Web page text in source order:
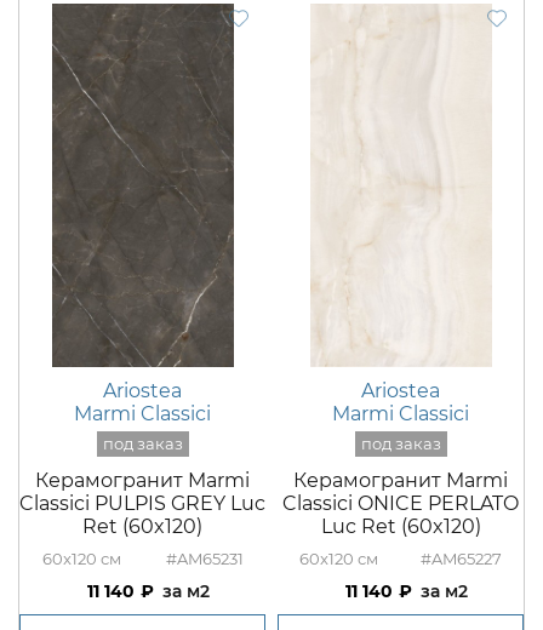
Ariostea
Marmi Classici
Керамогранит Marmi
Classici PULPIS GREY Luc
Ret (60x120)
60x120 #AM65231
11 140 м2
Ariostea
Marmi Classici
Керамогранит Marmi
Classici ONICE PERLATO
Luc Ret (60x120)
60x120 #AM65227
11 140 м2